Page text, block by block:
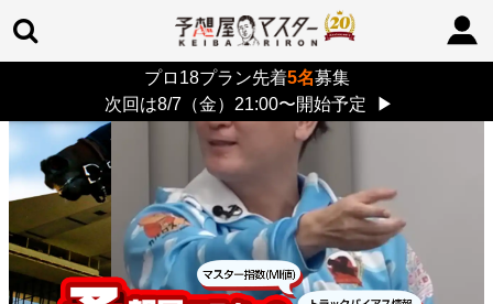
プロ18プラン先着5名募集
次回は8/7（金）21:00〜開始予定
▶
> 26/8/9 (日)